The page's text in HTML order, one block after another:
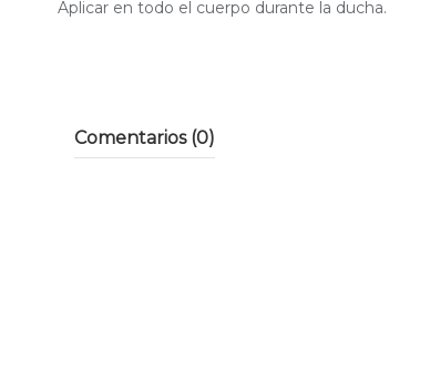
Aplicar en todo el cuerpo durante la ducha.
Comentarios (0)